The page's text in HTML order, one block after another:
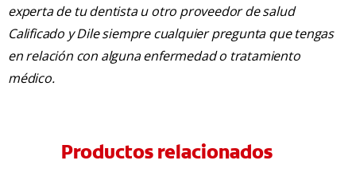
experta de tu dentista u otro proveedor de salud
Calificado y Dile siempre cualquier pregunta que tengas
en relación con alguna enfermedad o tratamiento
médico.
Productos relacionados